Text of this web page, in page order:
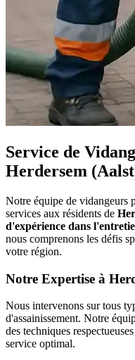
Service de
Herdersem
Notre équipe de vidangeurs
services aux résidents de
d'expérience dans
nous comprenons les défis
votre région.
Notre Expertise à
Nous intervenons sur tous
d'assainissement. Notre
des techniques
service optimal.